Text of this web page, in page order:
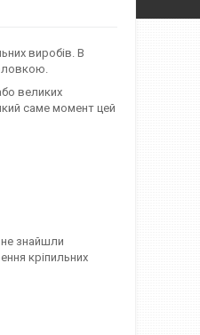
виробів. В
великих
саме момент цей
знайшли
кріпильних